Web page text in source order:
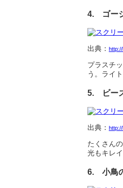
4. ゴー
出典：
プラスチ
う。ライ
5. ビー
出典：
たくさん
光もキレ
6. 小鳥